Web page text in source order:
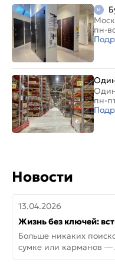
пн-
пн-
Новости
13.04.2026
Жизнь без ключей:
новую дверь СИТИ
АйКью!
Больше никаких
сумке или карманов —
представляем СИТИ